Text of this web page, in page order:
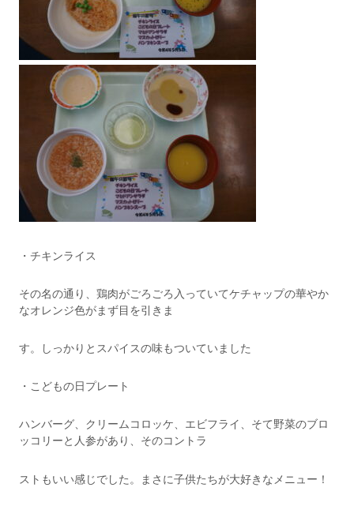
・チキンライス
その名の通り、鶏肉がごろごろ入っていてケチャップの華やか
なオレンジ色がまず目を引きま
す。しっかりとスパイスの味もついていました
・こどもの日プレート
ハンバーグ、クリームコロッケ、エビフライ、そて野菜のブロ
ッコリーと人参があり、そのコントラ
ストもいい感じでした。まさに子供たちが大好きなメニュー！